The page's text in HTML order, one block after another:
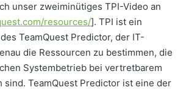
unser zweiminütiges TPI-Video an
resources/]. TPI ist ein
TeamQuest Predictor, der IT-
die Ressourcen zu bestimmen, die
Systembetrieb bei vertretbarem
sind. TeamQuest Predictor ist eine der